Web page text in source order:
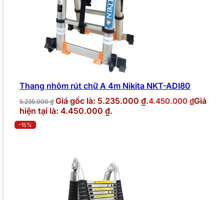
Thang nhôm rút chữ A 4m Nikita NKT-ADI80
5.235.000₫ Giá gốc là: 5.235.000 ₫.4.450.000 ₫Giá
hiện tại là: 4.450.000 ₫.
-15%